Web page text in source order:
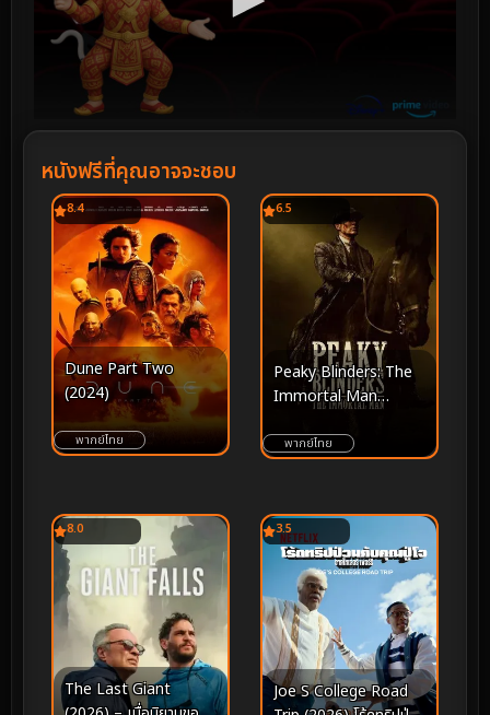
หนังฟรีที่คุณอาจจะชอบ
8.4
Dune Part Two
(2024)
พากย์ไทย
6.5
Peaky Blinders: The
Immortal Man
ชายผู้เป็นอมตะ
พากย์ไทย
8.0
The Last Giant
3.5
Joe S College Road